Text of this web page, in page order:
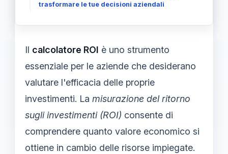
trasformare le tue decisioni aziendali
Il calcolatore ROI è uno strumento
essenziale per le aziende che desiderano
valutare l'efficacia delle proprie
investimenti. La misurazione del ritorno
sugli investimenti (ROI) consente di
comprendere quanto valore economico si
ottiene in cambio delle risorse impiegate.